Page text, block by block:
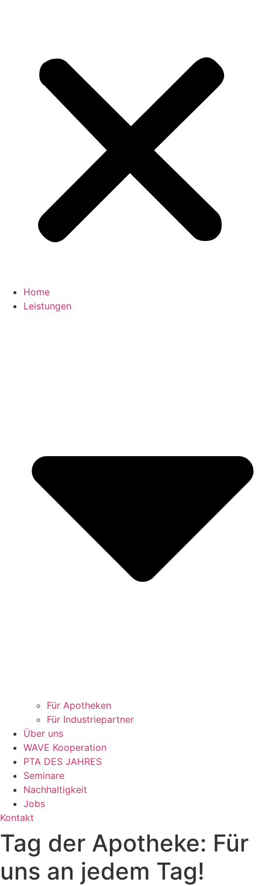
Home
Leistungen
Für Apotheken
Für Industriepartner
Über uns
WAVE Kooperation
PTA DES JAHRES
Seminare
Nachhaltigkeit
Jobs
Kontakt
Tag der Apotheke: Für
uns an jedem Tag!